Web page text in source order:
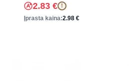
2.83 € !
Įprasta kaina:2.98 €